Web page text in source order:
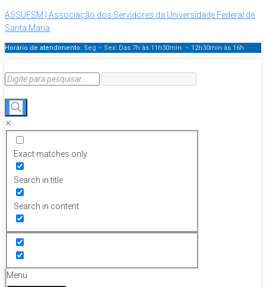
ASSUFSM | Associação dos Servidores da Universidade Federal de
Santa Maria
Horário de atendimento: Seg – Sex: Das 7h às 11h30min – 12h30min às 16h
Exact matches only
Search in title
Search in content
Menu